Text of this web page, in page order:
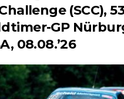
(SCC),
GP
08.08.’26